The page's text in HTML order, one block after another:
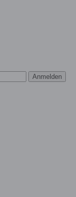
Anmelden